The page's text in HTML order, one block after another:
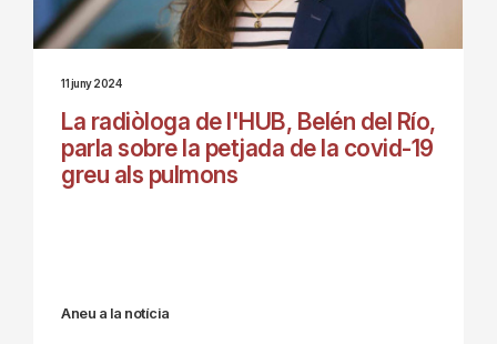
11 juny 2024
La radiòloga de l'HUB, Belén del Río,
parla sobre la petjada de la covid-19
greu als pulmons
Aneu a la notícia